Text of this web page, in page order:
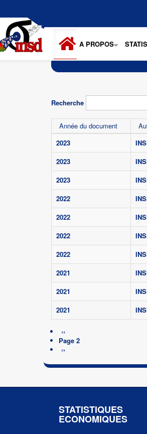
contenu
principal
+
A PROPOS
Recherche
Année du document
2023
2023
2023
2022
2022
2022
2022
2021
2021
2021
Pagination
Page
précédente
‹‹
Page 2
Page
››
STATISTIQUES
ECONOMIQUES